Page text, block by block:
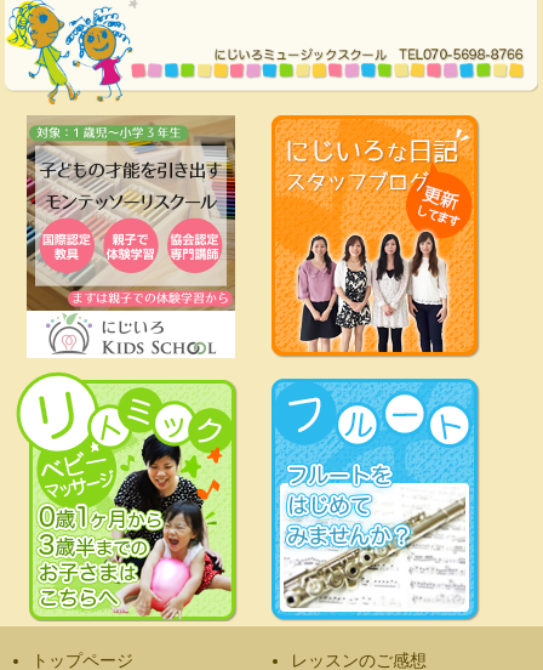
トップページ レッスンのご感想